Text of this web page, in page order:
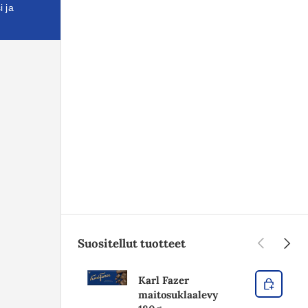
Suositellut tuotteet Edellinen
Karl Fazer
maitosuklaalevy
ja